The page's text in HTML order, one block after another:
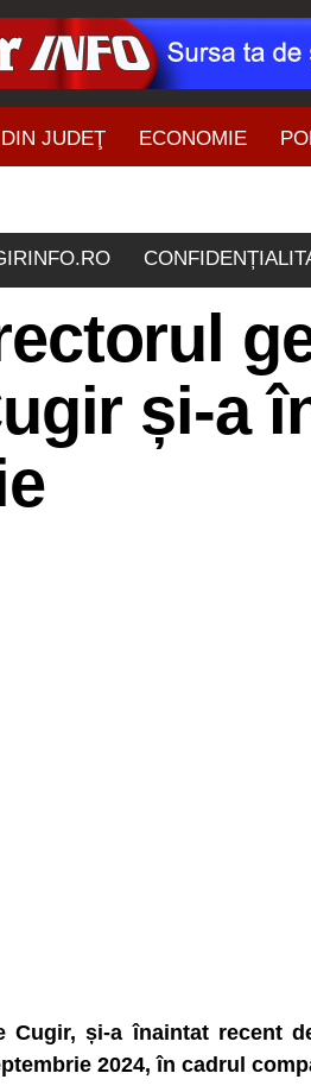
DIN JUDEŢ ECONOMIE
și-a
Cugir, și-a înaintat recent
2024, în cadrul